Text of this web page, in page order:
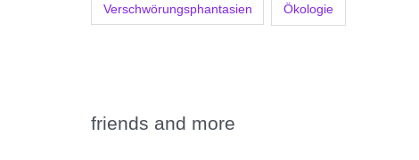
Verschwörungsphantasien Ökologie
friends and more